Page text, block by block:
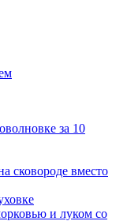
за 10
сковороде вместо
и луком со